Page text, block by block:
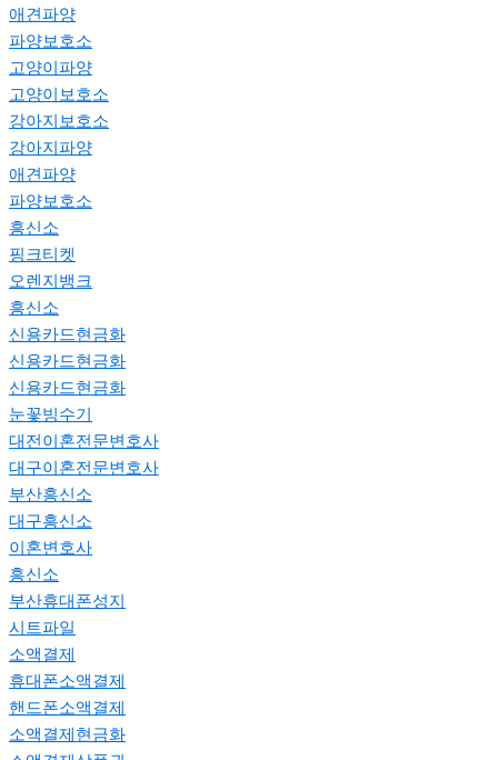
애견파양
파양보호소
고양이파양
고양이보호소
강아지보호소
강아지파양
애견파양
파양보호소
흥신소
핑크티켓
오렌지뱅크
흥신소
신용카드현금화
신용카드현금화
신용카드현금화
눈꽃빙수기
대전이혼전문변호사
대구이혼전문변호사
부산흥신소
대구흥신소
이혼변호사
흥신소
부산휴대폰성지
시트파일
소액결제
휴대폰소액결제
핸드폰소액결제
소액결제현금화